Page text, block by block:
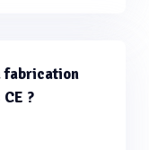
fabrication
?